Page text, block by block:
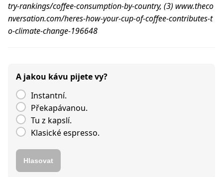
try-rankings/coffee-consumption-by-country, (3) www.theco
nversation.com/heres-how-your-cup-of-coffee-contributes-t
o-climate-change-196648
A jakou kávu pijete vy?
Instantní.
Překapávanou.
Tu z kapslí.
Klasické espresso.
Hlasovat